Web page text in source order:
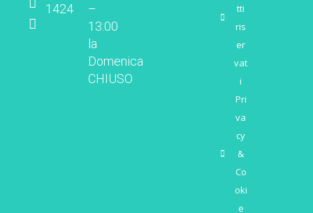
1424
–
13:00
la
Domenica
CHIUSO
tti
ris
er
vat
i
Pri
va
cy
&
Co
oki
e